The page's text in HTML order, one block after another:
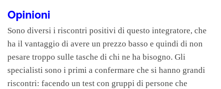
Opinioni
Sono diversi i riscontri positivi di questo integratore, che
ha il vantaggio di avere un prezzo basso e quindi di non
pesare troppo sulle tasche di chi ne ha bisogno. Gli
specialisti sono i primi a confermare che si hanno grandi
riscontri: facendo un test con gruppi di persone che